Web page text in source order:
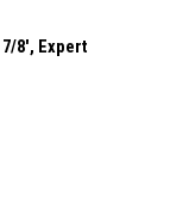
8′, Expert